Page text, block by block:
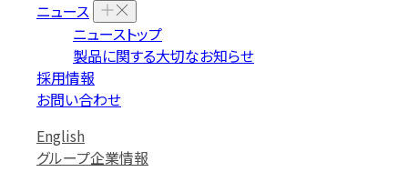
ニュース
ニューストップ
製品に関する大切なお知らせ
採用情報
お問い合わせ
English
グループ企業情報